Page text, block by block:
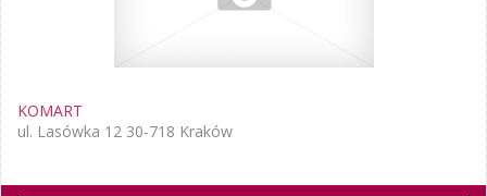
KOMART
ul. Lasówka 12 30-718 Kraków